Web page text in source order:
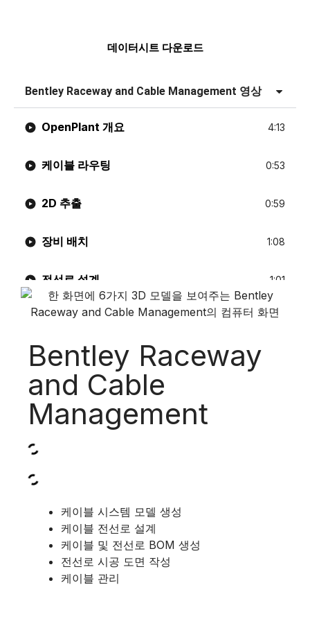
데이터시트 다운로드
Bentley Raceway and Cable Management 영상
OpenPlant 개요 4:13
케이블 라우팅 0:53
2D 추출 0:59
장비 배치 1:08
전선로 설계 1:01
지하 시스템 1:12
Bentley Raceway
and Cable
Management
케이블 시스템 모델 생성
케이블 전선로 설계
케이블 및 전선로 BOM 생성
전선로 시공 도면 작성
케이블 관리